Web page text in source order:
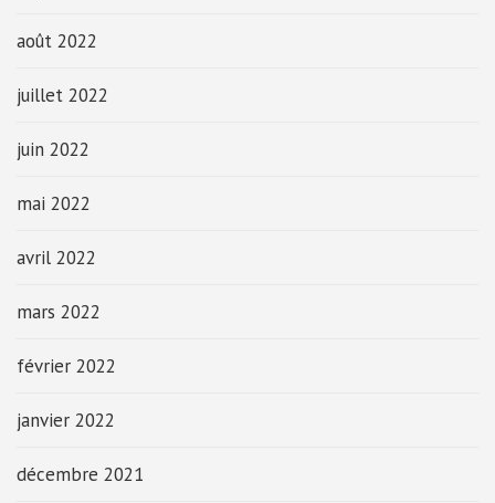
août 2022
juillet 2022
juin 2022
mai 2022
avril 2022
mars 2022
février 2022
janvier 2022
décembre 2021